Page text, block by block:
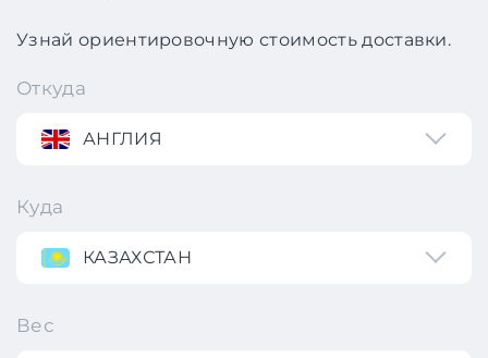
Узнай ориентировочную стоимость доставки.
Откуда
АНГЛИЯ
Куда
КАЗАХСТАН
Вес